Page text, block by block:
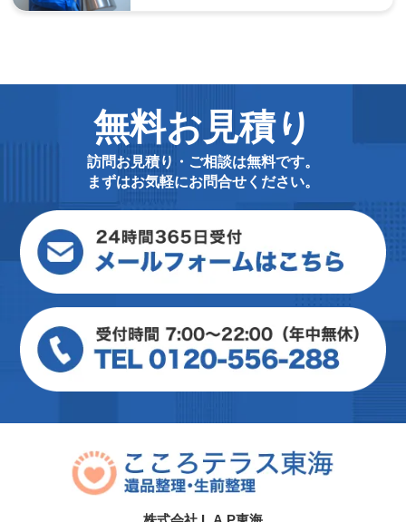
無料お見積り
訪問お見積り・ご相談は無料です。
まずはお気軽にお問合せください。